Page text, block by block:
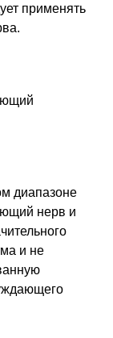
применять
диапазоне
нерв и
и не